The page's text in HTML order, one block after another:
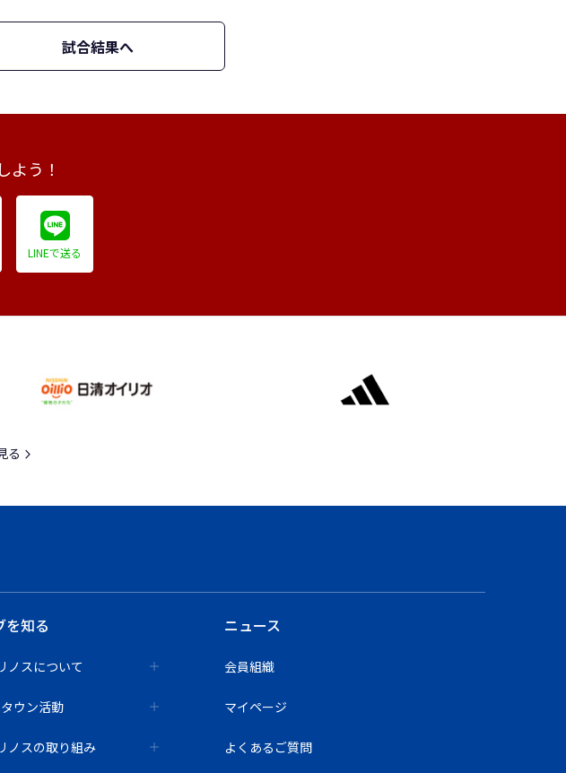
試合結果へ
よう！
LINEで送る
る
を知る
ノスについて
ウン活動
ノスの取り組み
ニュース
会員組織
マイページ
よくあるご質問